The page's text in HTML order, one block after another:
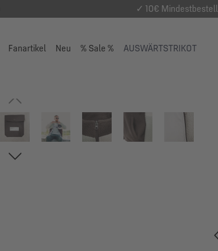
✓ 10€
Fanartikel Neu % Sale % AUSWÄRTSTRIKOT